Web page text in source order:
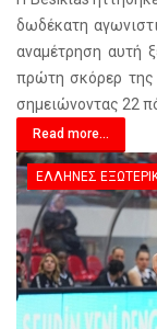
δωδέκατη
αναμέτρηση αυτή
πρώτη σκόρερ της
σημειώνοντας 22
Read more...
ΈΛΛΗΝΕΣ